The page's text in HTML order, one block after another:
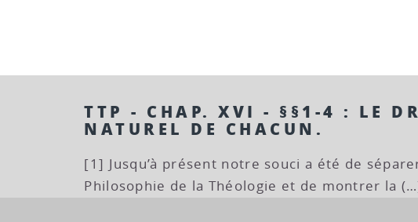
TTP - CHAP. XVI - §§1-4 : LE
NATUREL DE CHACUN.
[1] Jusqu’à présent notre souci a été de
Philosophie de la Théologie et de montrer la